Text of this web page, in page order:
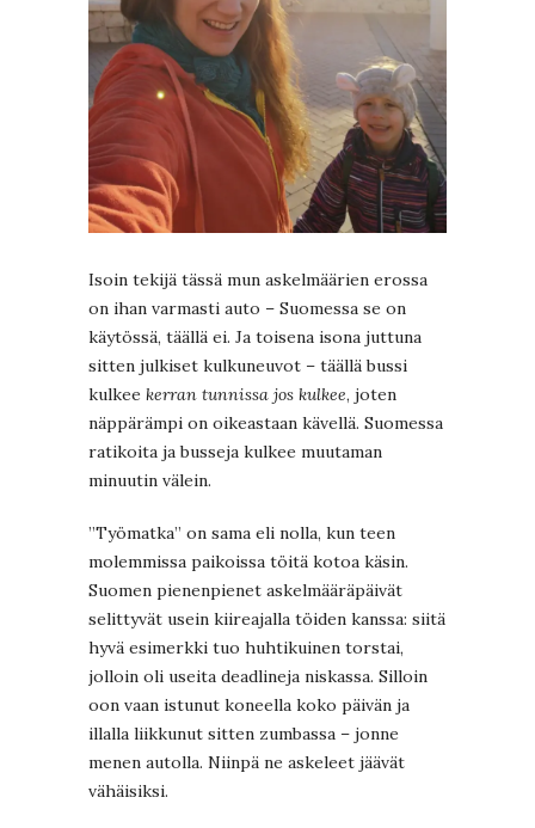
Isoin tekijä tässä mun askelmäärien erossa
on ihan varmasti auto – Suomessa se on
käytössä, täällä ei. Ja toisena isona juttuna
sitten julkiset kulkuneuvot – täällä bussi
kulkee kerran tunnissa jos kulkee, joten
näppärämpi on oikeastaan kävellä. Suomessa
ratikoita ja busseja kulkee muutaman
minuutin välein.
”Työmatka” on sama eli nolla, kun teen
molemmissa paikoissa töitä kotoa käsin.
Suomen pienenpienet askelmääräpäivät
selittyvät usein kiireajalla töiden kanssa: siitä
hyvä esimerkki tuo huhtikuinen torstai,
jolloin oli useita deadlineja niskassa. Silloin
oon vaan istunut koneella koko päivän ja
illalla liikkunut sitten zumbassa – jonne
menen autolla. Niinpä ne askeleet jäävät
vähäisiksi.